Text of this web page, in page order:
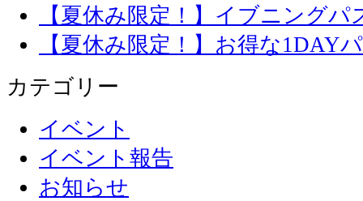
【夏休み限定！】イブニング
【夏休み限定！】お得な1DAY
カテゴリー
イベント
イベント報告
お知らせ